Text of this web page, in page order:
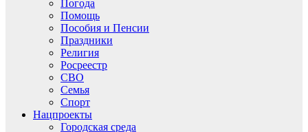
Погода
Помощь
Пособия и Пенсии
Праздники
Религия
Росреестр
СВО
Семья
Спорт
Нацпроекты
Городская среда